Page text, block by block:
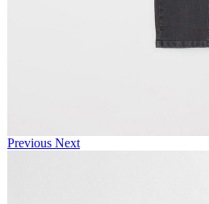
Previous Next